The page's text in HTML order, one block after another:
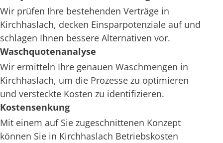
Wir prüfen Ihre bestehenden Verträge in
Kirchhaslach, decken Einsparpotenziale auf und
schlagen Ihnen bessere Alternativen vor.
Waschquotenanalyse
Wir ermitteln Ihre genauen Waschmengen in
Kirchhaslach, um die Prozesse zu optimieren
und versteckte Kosten zu identifizieren.
Kostensenkung
Mit einem auf Sie zugeschnittenen Konzept
können Sie in Kirchhaslach Betriebskosten